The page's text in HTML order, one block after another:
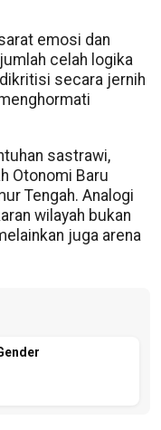
emosi dan
celah logika
secara jernih
sastrawi,
Otonomi Baru
Tengah. Analogi
wilayah bukan
juga arena